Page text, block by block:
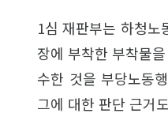
1심 재판부는 하청노
장에 부착한 부착물
수한 것을 부당노동
그에 대한 판단 근거